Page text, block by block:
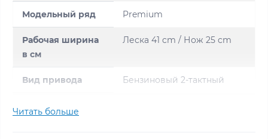
Модельный ряд Premium
Рабочая ширина
в см
Леска 41 cm / Нож 25 cm
Вид привода Бензиновый 2-тактный
Подача лески
Читать больше